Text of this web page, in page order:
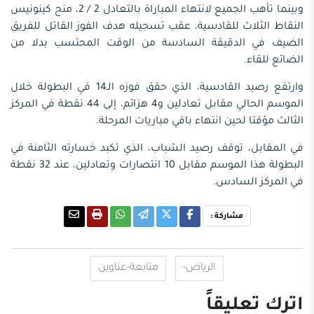
وبينما تأهب الجميع لانتهاء المباراة بالتعادل 2 / 2، منح كينونيس
النقاط الثلاث للقادسية، عقب تسجيله هدف الفوز القاتل للفريق
الضيف في الدقيقة السادسة من الوقت المحتسب بدلا من
الضائع للقاء.
وارتفع رصيد القادسية، الذي حقق فوزه الـ14 في البطولة خلال
الموسم الحالي مقابل تعادلين و4 هزائم، إلى 44 نقطة في المركز
الثالث مؤقتا لحين انتهاء باقي مباريات المرحلة.
في المقابل، توقف رصيد الشباب، الذي تكبد خسارته الثامنة في
البطولة هذا الموسم مقابل 10 انتصارات وتعادلين، عند 32 نقطة
في المركز السادس.
مشاركة :
الرياض- متابعة-عناوين
اترك تعليقاً